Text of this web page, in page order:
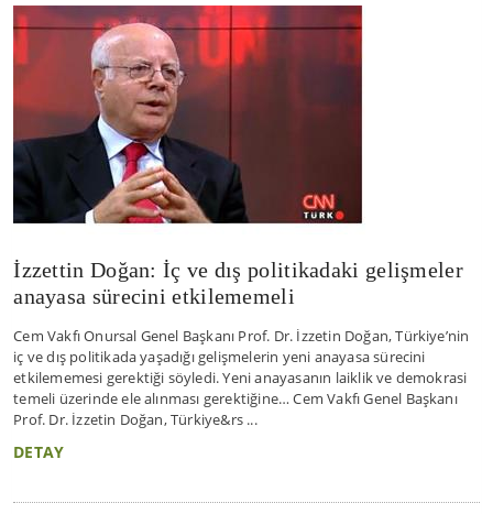
İzzettin Doğan: İç ve dış politikadaki gelişmeler
anayasa sürecini etkilememeli
Cem Vakfı Onursal Genel Başkanı Prof. Dr. İzzetin Doğan, Türkiye’nin
iç ve dış politikada yaşadığı gelişmelerin yeni anayasa sürecini
etkilememesi gerektiği söyledi. Yeni anayasanın laiklik ve demokrasi
temeli üzerinde ele alınması gerektiğine… Cem Vakfı Genel Başkanı
Prof. Dr. İzzetin Doğan, Türkiye&rs ...
DETAY